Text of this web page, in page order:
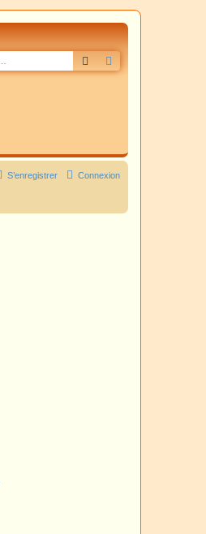
Rechercher
Connexion
S’enregistrer